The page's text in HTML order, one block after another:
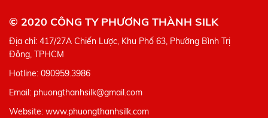
© 2020 CÔNG TY PHƯƠNG THÀNH SILK
Địa chỉ: 417/27A Chiến Lược, Khu Phố 63, Phường Bình Trị
Đông, TPHCM
Hotline: 090959.3986
Email: phuongthanhsilk@gmail.com
Website: www.phuongthanhsilk.com